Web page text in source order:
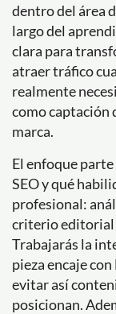
dentro del área
largo del
clara para
atraer tráfico
realmente
como captación
marca.
El enfoque
SEO y qué
profesional:
criterio editorial
Trabajarás la
pieza encaje
evitar así
posicionan.